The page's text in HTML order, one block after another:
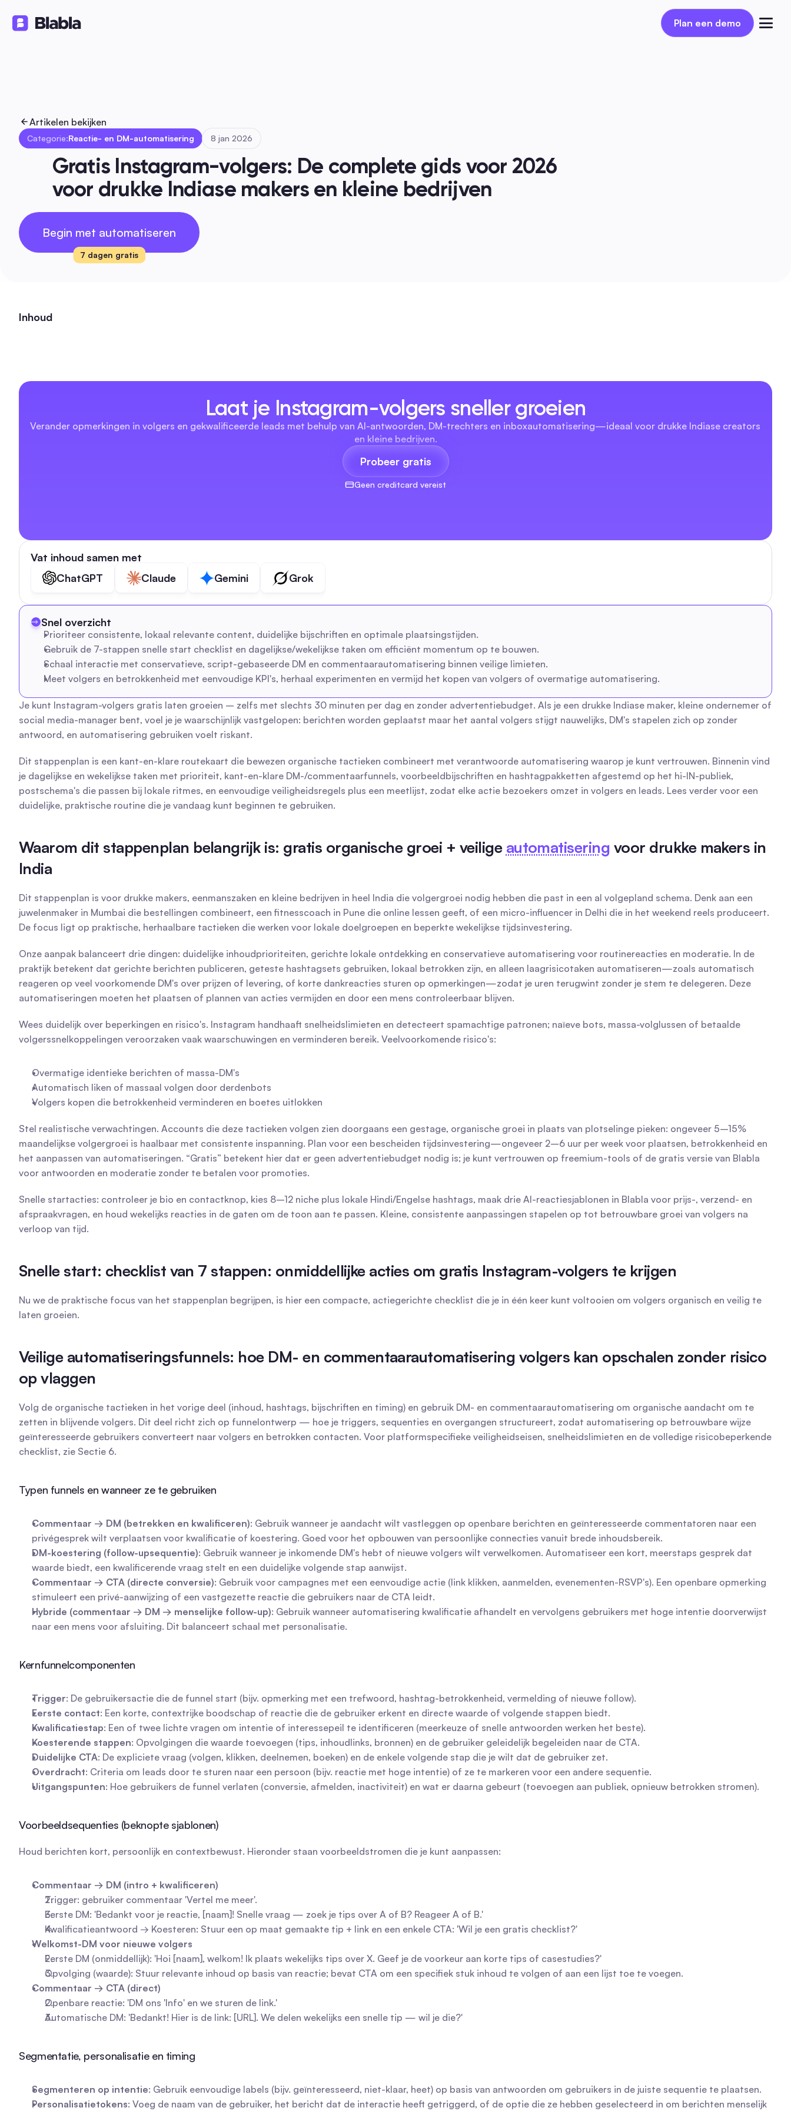
Plan een demo
Plan een demo
Artikelen bekijken
Categorie:Reactie- en DM-automatisering 8 jan 2026
Gratis Instagram-volgers: De complete gids voor 2026
voor drukke Indiase makers en kleine bedrijven
Begin met automatiseren
7 dagen gratis
Inhoud
Vat inhoud samen met
ChatGPT
Claude Gemini Grok
Snel overzicht
Prioriteer consistente, lokaal relevante content, duidelijke bijschriften en optimale plaatsingstijden.
Gebruik de 7-stappen snelle start checklist en dagelijkse/wekelijkse taken om efficiënt momentum op te bouwen.
Schaal interactie met conservatieve, script-gebaseerde DM en commentaarautomatisering binnen veilige limieten.
Meet volgers en betrokkenheid met eenvoudige KPI's, herhaal experimenten en vermijd het kopen van volgers of overmatige automatisering.
Je kunt Instagram-volgers gratis laten groeien – zelfs met slechts 30 minuten per dag en zonder advertentiebudget. Als je een drukke Indiase maker, kleine ondernemer of
social media-manager bent, voel je je waarschijnlijk vastgelopen: berichten worden geplaatst maar het aantal volgers stijgt nauwelijks, DM's stapelen zich op zonder
antwoord, en automatisering gebruiken voelt riskant.
Dit stappenplan is een kant-en-klare routekaart die bewezen organische tactieken combineert met verantwoorde automatisering waarop je kunt vertrouwen. Binnenin vind
je dagelijkse en wekelijkse taken met prioriteit, kant-en-klare DM-/commentaarfunnels, voorbeeldbijschriften en hashtagpakketten afgestemd op het hi-IN-publiek,
postschema's die passen bij lokale ritmes, en eenvoudige veiligheidsregels plus een meetlijst, zodat elke actie bezoekers omzet in volgers en leads. Lees verder voor een
duidelijke, praktische routine die je vandaag kunt beginnen te gebruiken.
Waarom dit stappenplan belangrijk is: gratis organische groei + veilige automatisering voor drukke makers in
India
Dit stappenplan is voor drukke makers, eenmanszaken en kleine bedrijven in heel India die volgergroei nodig hebben die past in een al volgepland schema. Denk aan een
juwelenmaker in Mumbai die bestellingen combineert, een fitnesscoach in Pune die online lessen geeft, of een micro-influencer in Delhi die in het weekend reels produceert.
De focus ligt op praktische, herhaalbare tactieken die werken voor lokale doelgroepen en beperkte wekelijkse tijdsinvestering.
Onze aanpak balanceert drie dingen: duidelijke inhoudprioriteiten, gerichte lokale ontdekking en conservatieve automatisering voor routinereacties en moderatie. In de
praktijk betekent dat gerichte berichten publiceren, geteste hashtagsets gebruiken, lokaal betrokken zijn, en alleen laagrisicotaken automatiseren—zoals automatisch
reageren op veel voorkomende DM's over prijzen of levering, of korte dankreacties sturen op opmerkingen—zodat je uren terugwint zonder je stem te delegeren. Deze
automatiseringen moeten het plaatsen of plannen van acties vermijden en door een mens controleerbaar blijven.
Wees duidelijk over beperkingen en risico's. Instagram handhaaft snelheidslimieten en detecteert spamachtige patronen; naïeve bots, massa-volglussen of betaalde
volgerssnelkoppelingen veroorzaken vaak waarschuwingen en verminderen bereik. Veelvoorkomende risico's:
Overmatige identieke berichten of massa-DM's
Automatisch liken of massaal volgen door derdenbots
Volgers kopen die betrokkenheid verminderen en boetes uitlokken
Stel realistische verwachtingen. Accounts die deze tactieken volgen zien doorgaans een gestage, organische groei in plaats van plotselinge pieken: ongeveer 5–15%
maandelijkse volgergroei is haalbaar met consistente inspanning. Plan voor een bescheiden tijdsinvestering—ongeveer 2–6 uur per week voor plaatsen, betrokkenheid en
het aanpassen van automatiseringen. “Gratis” betekent hier dat er geen advertentiebudget nodig is; je kunt vertrouwen op freemium-tools of de gratis versie van Blabla
voor antwoorden en moderatie zonder te betalen voor promoties.
Snelle startacties: controleer je bio en contactknop, kies 8–12 niche plus lokale Hindi/Engelse hashtags, maak drie AI-reactiesjablonen in Blabla voor prijs-, verzend- en
afspraakvragen, en houd wekelijks reacties in de gaten om de toon aan te passen. Kleine, consistente aanpassingen stapelen op tot betrouwbare groei van volgers na
verloop van tijd.
Snelle start: checklist van 7 stappen: onmiddellijke acties om gratis Instagram-volgers te krijgen
Nu we de praktische focus van het stappenplan begrijpen, is hier een compacte, actiegerichte checklist die je in één keer kunt voltooien om volgers organisch en veilig te
laten groeien.
Veilige automatiseringsfunnels: hoe DM- en commentaarautomatisering volgers kan opschalen zonder risico
op vlaggen
Volg de organische tactieken in het vorige deel (inhoud, hashtags, bijschriften en timing) en gebruik DM- en commentaarautomatisering om organische aandacht om te
zetten in blijvende volgers. Dit deel richt zich op funnelontwerp — hoe je triggers, sequenties en overgangen structureert, zodat automatisering op betrouwbare wijze
geïnteresseerde gebruikers converteert naar volgers en betrokken contacten. Voor platformspecifieke veiligheidseisen, snelheidslimieten en de volledige risicobeperkende
checklist, zie Sectie 6.
Typen funnels en wanneer ze te gebruiken
Commentaar → DM (betrekken en kwalificeren): Gebruik wanneer je aandacht wilt vastleggen op openbare berichten en geïnteresseerde commentatoren naar een
privégesprek wilt verplaatsen voor kwalificatie of koestering. Goed voor het opbouwen van persoonlijke connecties vanuit brede inhoudsbereik.
DM-koestering (follow-upsequentie): Gebruik wanneer je inkomende DM's hebt of nieuwe volgers wilt verwelkomen. Automatiseer een kort, meerstaps gesprek dat
waarde biedt, een kwalificerende vraag stelt en een duidelijke volgende stap aanwijst.
Commentaar → CTA (directe conversie): Gebruik voor campagnes met een eenvoudige actie (link klikken, aanmelden, evenementen-RSVP's). Een openbare opmerking
stimuleert een privé-aanwijzing of een vastgezette reactie die gebruikers naar de CTA leidt.
Hybride (commentaar → DM → menselijke follow-up): Gebruik wanneer automatisering kwalificatie afhandelt en vervolgens gebruikers met hoge intentie doorverwijst
naar een mens voor afsluiting. Dit balanceert schaal met personalisatie.
Kernfunnelcomponenten
Trigger: De gebruikersactie die de funnel start (bijv. opmerking met een trefwoord, hashtag-betrokkenheid, vermelding of nieuwe follow).
Eerste contact: Een korte, contextrijke boodschap of reactie die de gebruiker erkent en directe waarde of volgende stappen biedt.
Kwalificatiestap: Een of twee lichte vragen om intentie of interessepeil te identificeren (meerkeuze of snelle antwoorden werken het beste).
Koesterende stappen: Opvolgingen die waarde toevoegen (tips, inhoudlinks, bronnen) en de gebruiker geleidelijk begeleiden naar de CTA.
Duidelijke CTA: De expliciete vraag (volgen, klikken, deelnemen, boeken) en de enkele volgende stap die je wilt dat de gebruiker zet.
Overdracht: Criteria om leads door te sturen naar een persoon (bijv. reactie met hoge intentie) of ze te markeren voor een andere sequentie.
Uitgangspunten: Hoe gebruikers de funnel verlaten (conversie, afmelden, inactiviteit) en wat er daarna gebeurt (toevoegen aan publiek, opnieuw betrokken stromen).
Voorbeeldsequenties (beknopte sjablonen)
Houd berichten kort, persoonlijk en contextbewust. Hieronder staan voorbeeldstromen die je kunt aanpassen:
Commentaar → DM (intro + kwalificeren)
Trigger: gebruiker commentaar 'Vertel me meer'.
Eerste DM: 'Bedankt voor je reactie, [naam]! Snelle vraag — zoek je tips over A of B? Reageer A of B.'
Kwalificatieantwoord → Koesteren: Stuur een op maat gemaakte tip + link en een enkele CTA: 'Wil je een gratis checklist?'
Welkomst-DM voor nieuwe volgers
Eerste DM (onmiddellijk): 'Hoi [naam], welkom! Ik plaats wekelijks tips over X. Geef je de voorkeur aan korte tips of casestudies?'
Opvolging (waarde): Stuur relevante inhoud op basis van reactie; bevat CTA om een specifiek stuk inhoud te volgen of aan een lijst toe te voegen.
Commentaar → CTA (direct)
Openbare reactie: 'DM ons 'Info' en we sturen de link.'
Automatische DM: 'Bedankt! Hier is de link: [URL]. We delen wekelijks een snelle tip — wil je die?'
Segmentatie, personalisatie en timing
Segmenteren op intentie: Gebruik eenvoudige labels (bijv. geïnteresseerd, niet-klaar, heet) op basis van antwoorden om gebruikers in de juiste sequentie te plaatsen.
Personalisatietokens: Voeg de naam van de gebruiker, het bericht dat de interactie heeft getriggerd, of de optie die ze hebben geselecteerd in om berichten menselijk
Laat je Instagram-volgers sneller groeien
Verander opmerkingen in volgers en gekwalificeerde leads met behulp van AI-antwoorden, DM-trechters en inboxautomatisering—ideaal voor drukke Indiase creators
en kleine bedrijven.
Probeer gratis
Geen creditcard vereist